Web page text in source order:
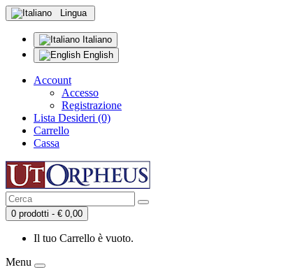
Lingua
Italiano
English
Account
Accesso
Registrazione
Lista Desideri (0)
Carrello
Cassa
0 prodotti - € 0,00
Il tuo Carrello è vuoto.
Menu